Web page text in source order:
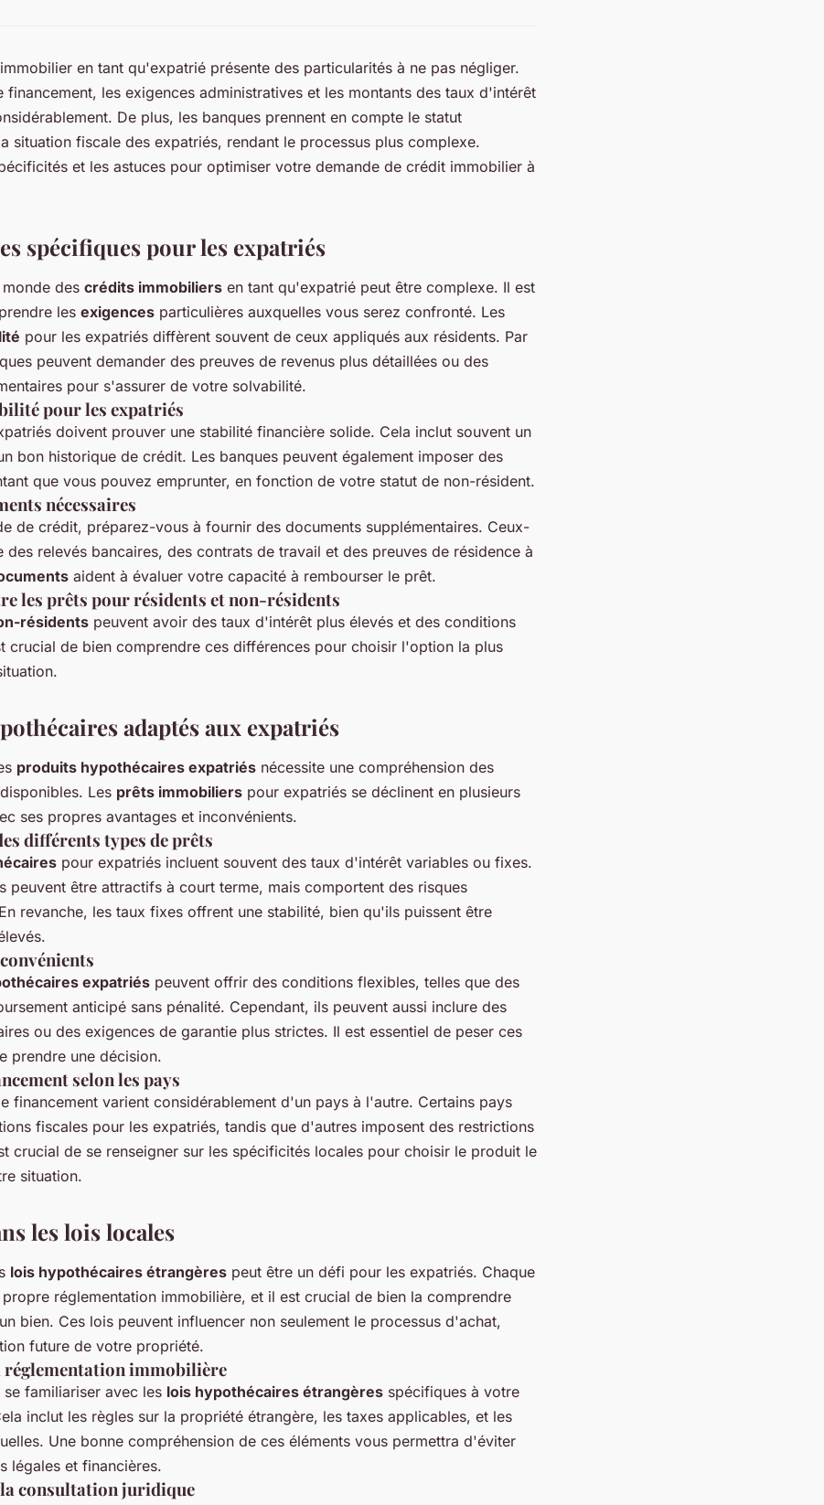
en tant qu'expatrié présente des particularités à ne pas négliger.
financement, les exigences administratives et les montants des taux d'intérêt
De plus, les banques prennent en compte le statut
situation fiscale des expatriés, rendant le processus plus complexe.
et les astuces pour optimiser votre demande de crédit immobilier à
spécifiques pour les expatriés
des crédits immobiliers en tant qu'expatrié peut être complexe. Il est
les exigences particulières auxquelles vous serez confronté. Les
pour les expatriés diffèrent souvent de ceux appliqués aux résidents. Par
peuvent demander des preuves de revenus plus détaillées ou des
pour s'assurer de votre solvabilité.
pour les expatriés
doivent prouver une stabilité financière solide. Cela inclut souvent un
bon historique de crédit. Les banques peuvent également imposer des
que vous pouvez emprunter, en fonction de votre statut de non-résident.
nécessaires
de crédit, préparez-vous à fournir des documents supplémentaires. Ceux-
des relevés bancaires, des contrats de travail et des preuves de résidence à
aident à évaluer votre capacité à rembourser le prêt.
les prêts pour résidents et non-résidents
résidents peuvent avoir des taux d'intérêt plus élevés et des conditions
crucial de bien comprendre ces différences pour choisir l'option la plus
adaptés aux expatriés
produits hypothécaires expatriés nécessite une compréhension des
Les prêts immobiliers pour expatriés se déclinent en plusieurs
ses propres avantages et inconvénients.
différents types de prêts
pour expatriés incluent souvent des taux d'intérêt variables ou fixes.
peuvent être attractifs à court terme, mais comportent des risques
revanche, les taux fixes offrent une stabilité, bien qu'ils puissent être
expatriés peuvent offrir des conditions flexibles, telles que des
anticipé sans pénalité. Cependant, ils peuvent aussi inclure des
ou des exigences de garantie plus strictes. Il est essentiel de peser ces
prendre une décision.
selon les pays
financement varient considérablement d'un pays à l'autre. Certains pays
fiscales pour les expatriés, tandis que d'autres imposent des restrictions
crucial de se renseigner sur les spécificités locales pour choisir le produit le
situation.
les lois locales
lois hypothécaires étrangères peut être un défi pour les expatriés. Chaque
réglementation immobilière, et il est crucial de bien la comprendre
bien. Ces lois peuvent influencer non seulement le processus d'achat,
future de votre propriété.
réglementation immobilière
se familiariser avec les lois hypothécaires étrangères spécifiques à votre
inclut les règles sur la propriété étrangère, les taxes applicables, et les
Une bonne compréhension de ces éléments vous permettra d'éviter
légales et financières.
consultation juridique